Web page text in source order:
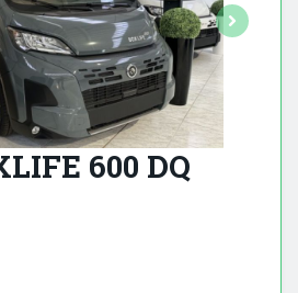
600 DQ